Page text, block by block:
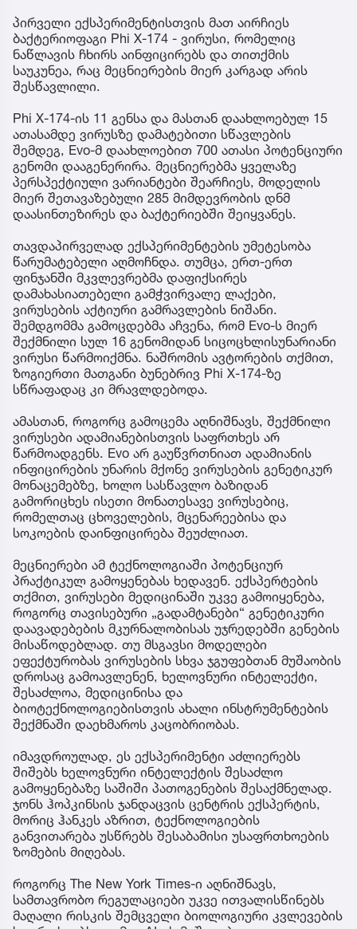
პირველი ექსპერიმენტისთვის მათ აირჩიეს
ბაქტერიოფაგი Phi X-174 - ვირუსი, რომელიც
ნაწლავის ჩხირს აინფიცირებს და თითქმის
საუკუნეა, რაც მეცნიერების მიერ კარგად არის
შესწავლილი.
Phi X-174-ის 11 გენსა და მასთან დაახლოებულ 15
ათასამდე ვირუსზე დამატებითი სწავლების
შემდეგ, Evo-მ დაახლოებით 700 ათასი პოტენციური
გენომი დააგენერირა. მეცნიერებმა ყველაზე
პერსპექტიული ვარიანტები შეარჩიეს, მოდელის
მიერ შეთავაზებული 285 მიმდევრობის დნმ
დაასინთეზირეს და ბაქტერიებში შეიყვანეს.
თავდაპირველად ექსპერიმენტების უმეტესობა
წარუმატებელი აღმოჩნდა. თუმცა, ერთ-ერთ
ფინჯანში მკვლევრებმა დაფიქსირეს
დამახასიათებელი გამჭვირვალე ლაქები,
ვირუსების აქტიური გამრავლების ნიშანი.
შემდგომმა გამოცდებმა აჩვენა, რომ Evo-ს მიერ
შექმნილი სულ 16 გენომიდან სიცოცხლისუნარიანი
ვირუსი წარმოიქმნა. ნაშრომის ავტორების თქმით,
ზოგიერთი მათგანი ბუნებრივ Phi X-174-ზე
სწრაფადაც კი მრავლდებოდა.
ამასთან, როგორც გამოცემა აღნიშნავს, შექმნილი
ვირუსები ადამიანებისთვის საფრთხეს არ
წარმოადგენს. Evo არ გაუწვრთნიათ ადამიანის
ინფიცირების უნარის მქონე ვირუსების გენეტიკურ
მონაცემებზე, ხოლო სასწავლო ბაზიდან
გამორიცხეს ისეთი მონათესავე ვირუსებიც,
რომელთაც ცხოველების, მცენარეებისა და
სოკოების დაინფიცირება შეუძლიათ.
მეცნიერები ამ ტექნოლოგიაში პოტენციურ
პრაქტიკულ გამოყენებას ხედავენ. ექსპერტების
თქმით, ვირუსები მედიცინაში უკვე გამოიყენება,
როგორც თავისებური „გადამტანები“ გენეტიკური
დაავადებების მკურნალობისას უჯრედებში გენების
მისაწოდებლად. თუ მსგავსი მოდელები
ეფექტურობას ვირუსების სხვა ჯგუფებთან მუშაობის
დროსაც გამოავლენენ, ხელოვნური ინტელექტი,
შესაძლოა, მედიცინისა და
ბიოტექნოლოგიებისთვის ახალი ინსტრუმენტების
შექმნაში დაეხმაროს კაცობრიობას.
იმავდროულად, ეს ექსპერიმენტი აძლიერებს
შიშებს ხელოვნური ინტელექტის შესაძლო
გამოყენებაზე საშიში პათოგენების შესაქმნელად.
ჯონს ჰოპკინსის ჯანდაცვის ცენტრის ექსპერტის,
მორიც ჰანკეს აზრით, ტექნოლოგიების
განვითარება უსწრებს შესაბამისი უსაფრთხოების
ზომების მიღებას.
როგორც The New York Times-ი აღნიშნავს,
სამთავრობო რეგულაციები უკვე ითვალისწინებს
მაღალი რისკის შემცველი ბიოლოგიური კვლევების